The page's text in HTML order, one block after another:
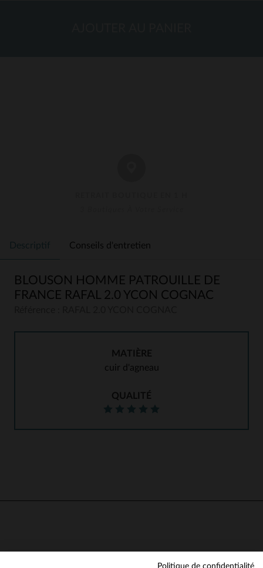
Descriptif Conseils d'entretien
BLOUSON HOMME PATROUILLE DE
FRANCE RAFAL 2.0 YCON COGNAC
MATIÈRE
cuir d'agneau
QUALITÉ
Politique de confidentialité